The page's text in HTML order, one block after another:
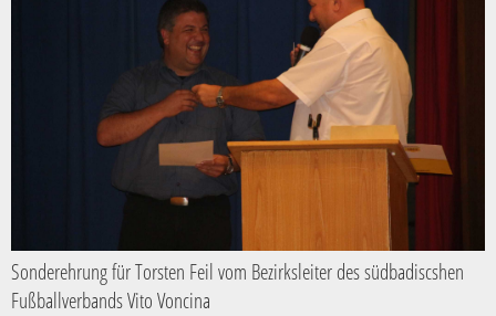
Sonderehrung für Torsten Feil vom Bezirksleiter des südbadiscshen
Fußballverbands Vito Voncina